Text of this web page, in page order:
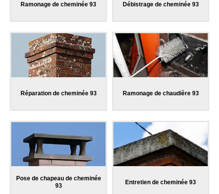
Ramonage de cheminée 93 Débistrage de cheminée 93
Réparation de cheminée 93 Ramonage de chaudière 93
Pose de chapeau de cheminée
93
Entretien de cheminée 93